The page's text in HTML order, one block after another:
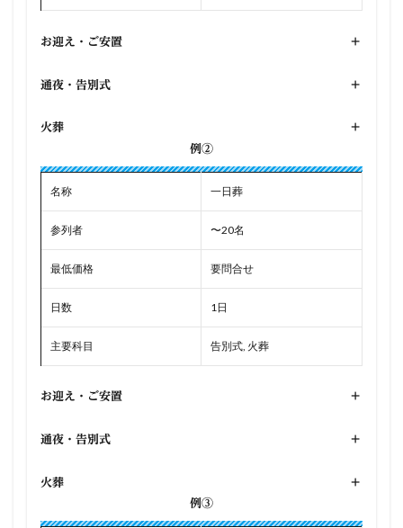
お迎え・ご安置 +
通夜・告別式 +
火葬
+
例②
名称 一日葬
参列者 〜20名
最低価格 要問合せ
日数 1日
主要科目 告別式, 火葬
お迎え・ご安置 +
通夜・告別式 +
火葬
+
例③